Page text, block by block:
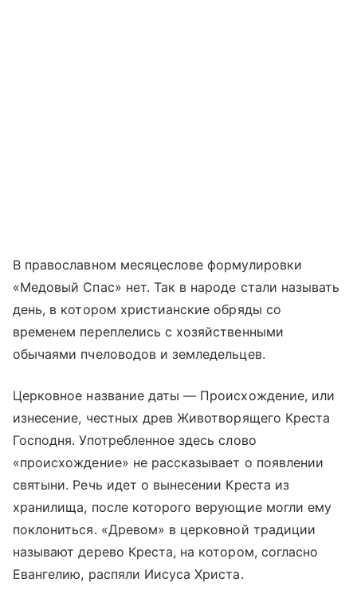
В православном месяцеслове формулировки
«Медовый Спас» нет. Так в народе стали называть
день, в котором христианские обряды со
временем переплелись с хозяйственными
обычаями пчеловодов и земледельцев.
Церковное название даты — Происхождение, или
изнесение, честных древ Животворящего Креста
Господня. Употребленное здесь слово
«происхождение» не рассказывает о появлении
святыни. Речь идет о вынесении Креста из
хранилища, после которого верующие могли ему
поклониться. «Древом» в церковной традиции
называют дерево Креста, на котором, согласно
Евангелию, распяли Иисуса Христа.